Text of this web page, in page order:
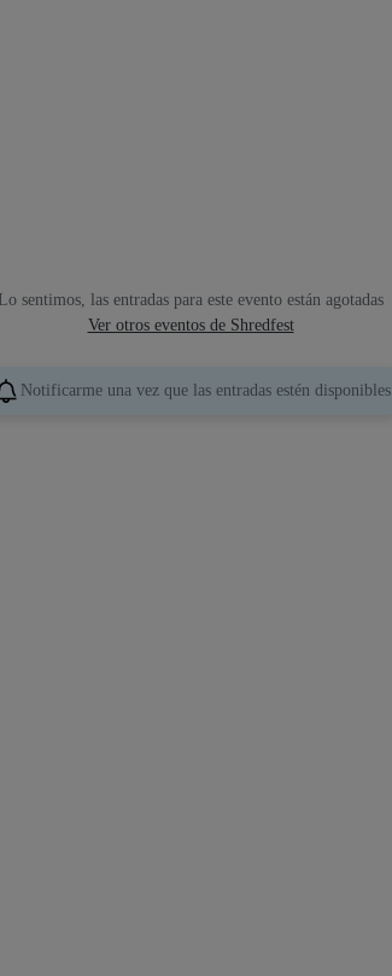
Lo sentimos, las entradas para este evento están agotadas
Ver otros eventos de Shredfest
Notificarme una vez que las entradas estén disponibles